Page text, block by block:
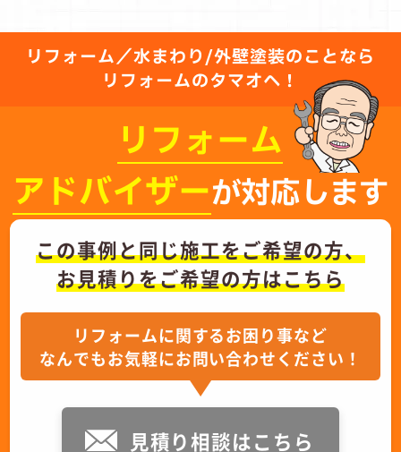
リフォーム／水まわり/外壁塗装のことなら
リフォームのタマオへ！
リフォーム
アドバイザーが対応します
この事例と同じ施工をご希望の方、
お見積りをご希望の方はこちら
リフォームに関するお困り事など
なんでもお気軽にお問い合わせください！
見積り相談はこちら